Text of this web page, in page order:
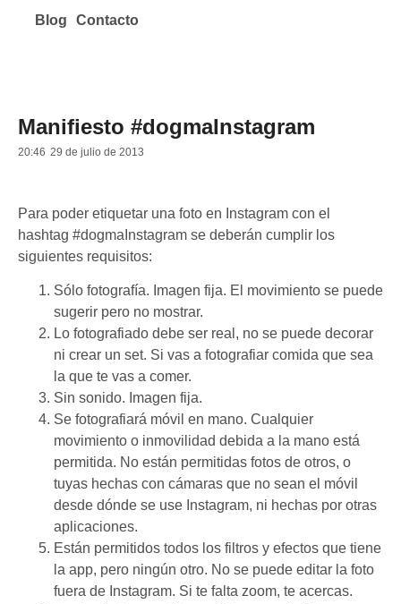
Blog Contacto
Manifiesto #dogmaInstagram
20:46 29 de julio de 2013
Para poder etiquetar una foto en Instagram con el
hashtag #dogmaInstagram se deberán cumplir los
siguientes requisitos:
Sólo fotografía. Imagen fija. El movimiento se puede
sugerir pero no mostrar.
Lo fotografiado debe ser real, no se puede decorar
ni crear un set. Si vas a fotografiar comida que sea
la que te vas a comer.
Sin sonido. Imagen fija.
Se fotografiará móvil en mano. Cualquier
movimiento o inmovilidad debida a la mano está
permitida. No están permitidas fotos de otros, o
tuyas hechas con cámaras que no sean el móvil
desde dónde se use Instagram, ni hechas por otras
aplicaciones.
Están permitidos todos los filtros y efectos que tiene
la app, pero ningún otro. No se puede editar la foto
fuera de Instagram. Si te falta zoom, te acercas.